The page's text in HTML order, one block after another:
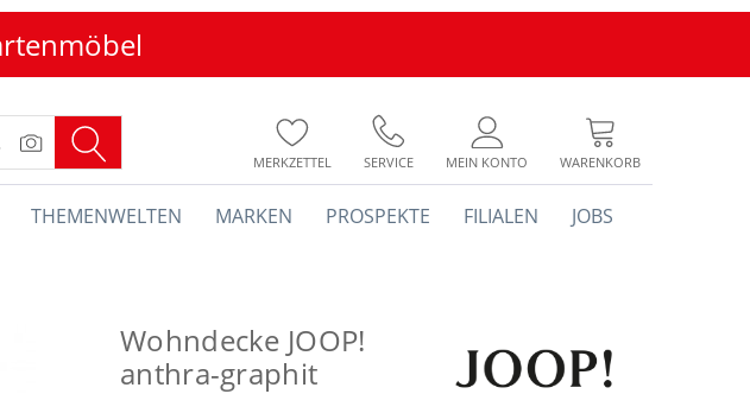
MERKZETTEL SERVICE MEIN KONTO WARENKORB
THEMENWELTEN MARKEN PROSPEKTE FILIALEN JOBS
Wohndecke JOOP!
anthra-graphit